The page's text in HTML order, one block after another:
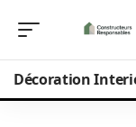
Décoration